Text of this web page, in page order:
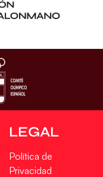
LEGAL
Política de
Privacidad